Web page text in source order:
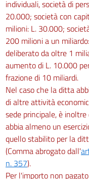
individuali, società di
20.000; società con
milioni: L. 30.000;
200 milioni a un
deliberato da oltre 1
aumento di L. 10.000
frazione di 10 miliardi.
Nel caso che la ditta
di altre attività
sede principale, è
abbia almeno un
quello stabilito per la
(Comma abrogato dall'
n. 357).
Per l'importo non